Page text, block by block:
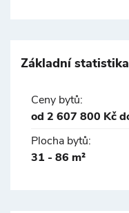
stanice metra Rajská
pěšky) a s tím
centra Prahy
možné využít i
autobusu je
v místě blízké
dálnici D11 na
Základní
Ceny bytů:
od 2 607 800 Kč
Plocha bytů:
31 - 86 m²